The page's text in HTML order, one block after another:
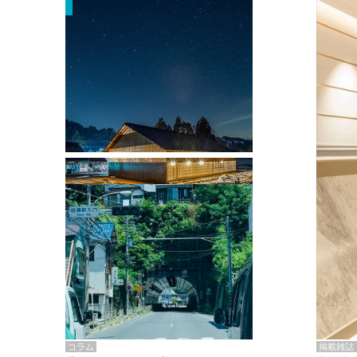
掲載雑誌
掲載雑誌・書籍
『街歩き研修「アールデコとモダニズ
ム、和風バロック」』のレポート記事が
掲載
コラム